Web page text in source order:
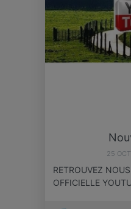
25
RETROUVEZ
OFFICIELLE